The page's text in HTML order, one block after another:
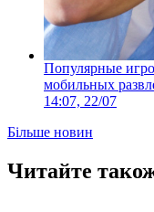
Популярные
мобильных
14:07, 22/07
Більше новин
Читайте